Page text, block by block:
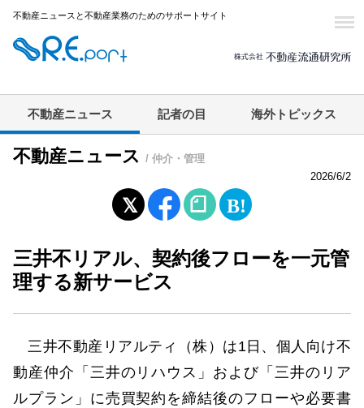
不動産ニュースと不動産業務のためのサポートサイト
不動産ニュース 記者の目 海外トピックス
不動産ニュース / 仲介・管理
2026/6/2
三井不リアル、契約後フローを一元管
理する新サービス
三井不動産リアルティ（株）は1日、個人向け不
動産仲介「三井のリハウス」および「三井のリア
ルプラン」に売買契約を締結後のフローや必要書